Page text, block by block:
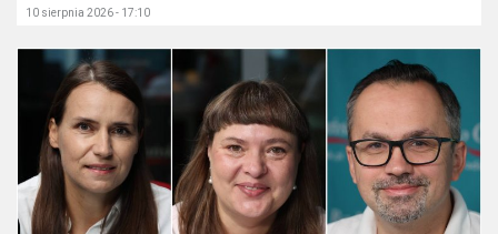
10 sierpnia 2026 - 17:10